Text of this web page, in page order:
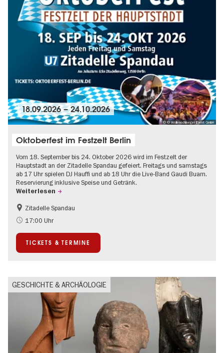
© © Wollenschlaeger Event GmbH
18.09.2026–24.10.2026
Oktoberfest im Festzelt Berlin
Vom 18. September bis 24. Oktober 2026 wird im Festzelt der
Hauptstadt an der Zitadelle Spandau gefeiert. Freitags und samstags
ab 17 Uhr spielen DJ Hauffi und ab 18 Uhr die Live-Band Gaudi Buam.
Reservierung inklusive Speise und Getränk.
Weiterlesen
Food
Going local Berlin
Zitadelle Spandau
17:00 Uhr
TICKETS & TERMINE
GESCHICHTE & ARCHÄOLOGIE